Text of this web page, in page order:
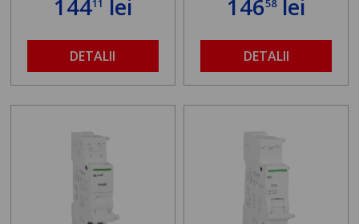
14411 lei
DETALII
14658lei
DETALII